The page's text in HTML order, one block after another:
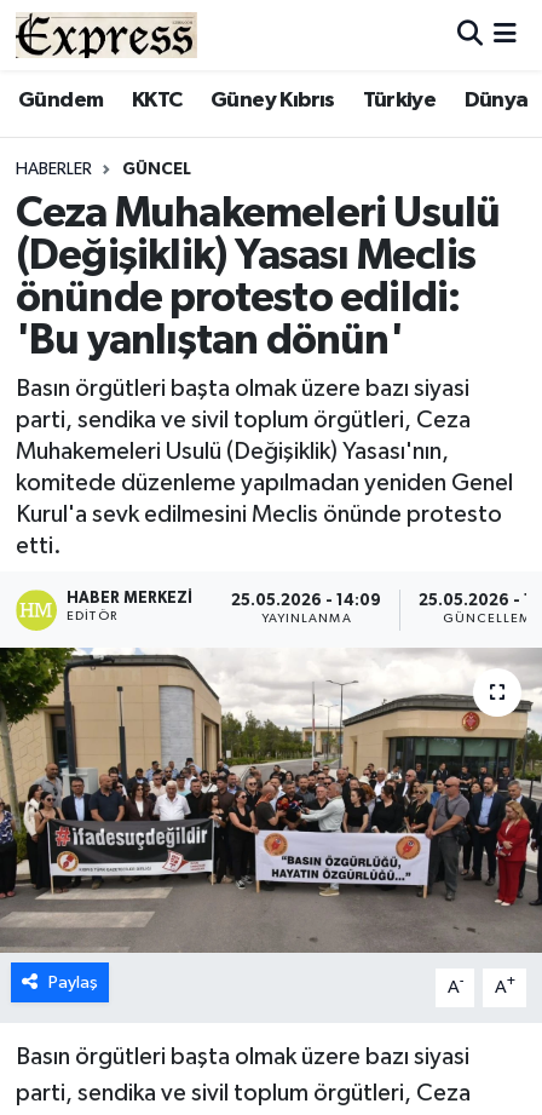
Gündem KKTC Güney Kıbrıs Türkiye Dünya
HABERLER GÜNCEL
Ceza Muhakemeleri Usulü
(Değişiklik) Yasası Meclis
önünde protesto edildi:
'Bu yanlıştan dönün'
Basın örgütleri başta olmak üzere bazı siyasi
parti, sendika ve sivil toplum örgütleri, Ceza
Muhakemeleri Usulü (Değişiklik) Yasası'nın,
komitede düzenleme yapılmadan yeniden Genel
Kurul'a sevk edilmesini Meclis önünde protesto
etti.
HABER MERKEZI
EDITÖR
25.05.2026 - 14:09
YAYINLANMA
25.05.2026 -
GÜNCELLEME
Paylaş A- A+
Basın örgütleri başta olmak üzere bazı siyasi
parti, sendika ve sivil toplum örgütleri, Ceza
ALAYKÖY
BİLİM
ÇATALKÖY
DÜNYA
EĞİTİM
EKONOMİ
ENGLISH
GAZİMAĞUSA
GİRNE
GÜNDEM
GÜNEY KIBRIS
İÇ HABERLER
KÜLTÜR SANAT
LEFKOŞA
Hava Durumu
Süper Lig Puan Durumu ve Fikstür
Tüm Manşetler
Son Dakika Haberleri
Haber Arşivi